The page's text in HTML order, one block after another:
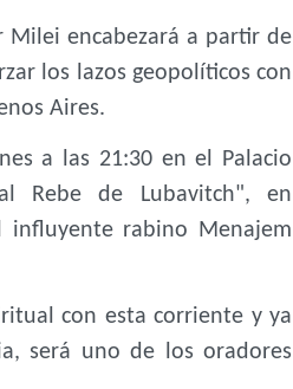
Milei encabezará a partir de
los lazos geopolíticos con
Aires.
a las 21:30 en el Palacio
Rebe de Lubavitch", en
influyente rabino Menajem
con esta corriente y ya
será uno de los oradores